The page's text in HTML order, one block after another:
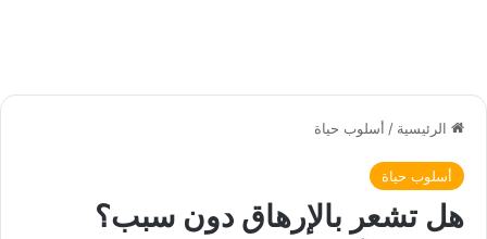
الرئيسية / أسلوب حياة
أسلوب حياة
هل تشعر بالإرهاق دون سبب؟